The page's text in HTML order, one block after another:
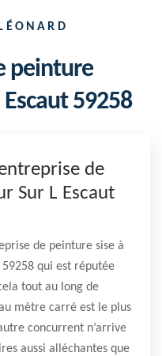
peinture
59258
de
Sur L Escaut
de peinture sise à
59258 qui est réputée
tout au long de
au mètre carré est le plus
concurrent n’arrive
aussi alléchantes que